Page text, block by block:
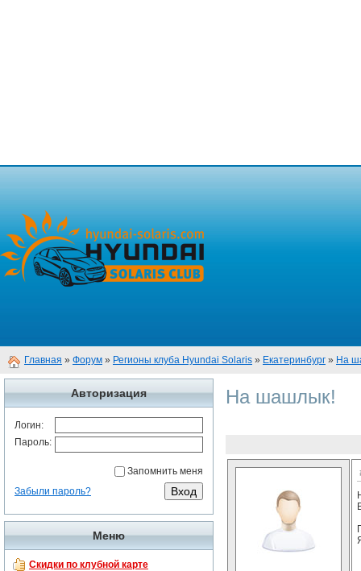
Главная » Форум » Регионы клуба Hyundai Solaris » Екатеринбург » На
Авторизация
Логин:
Пароль:
Запомнить меня
Забыли пароль?
Меню
Скидки по клубной карте
На шашлык!